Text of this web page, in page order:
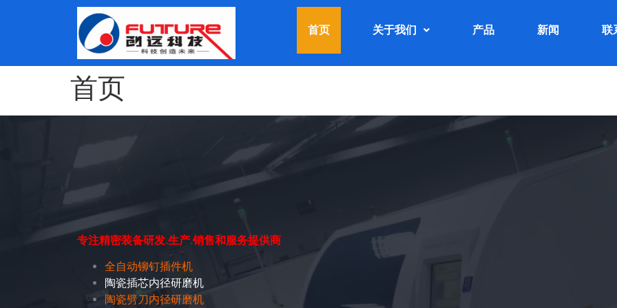
首页 关于我们 产品 新闻 联
首页
专注精密装备研发.生产.销售和服务提供商
全自动铆钉插件机
陶瓷插芯内径研磨机
陶瓷劈刀内径研磨机